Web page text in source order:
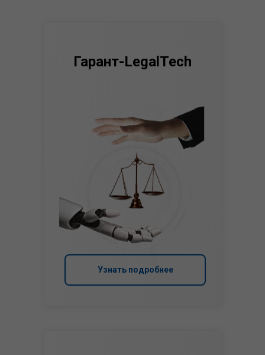
Узнать подробнее
Гарант-LegalTech